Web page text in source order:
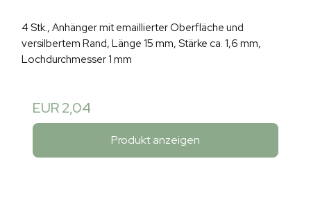
4 Stk., Anhänger mit emaillierter Oberfläche und
versilbertem Rand, Länge 15 mm, Stärke ca. 1,6 mm,
Lochdurchmesser 1 mm
EUR 2,04
Produkt anzeigen